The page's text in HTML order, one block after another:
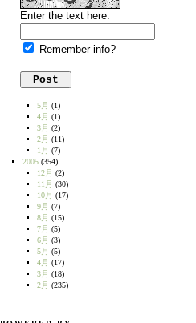
Enter the text here:
Remember info?
5月 (1)
4月 (1)
3月 (2)
2月 (11)
1月 (7)
2005 (354)
12月 (2)
11月 (30)
10月 (17)
9月 (7)
8月 (15)
7月 (5)
6月 (3)
5月 (5)
4月 (17)
3月 (18)
2月 (235)